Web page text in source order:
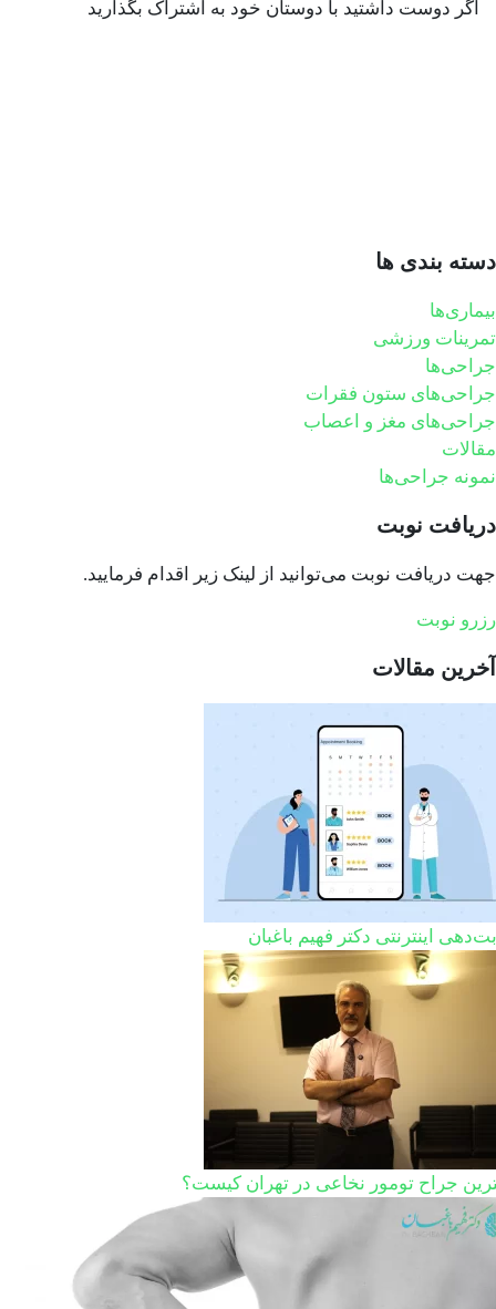
اگر دوست داشتید با دوستان خود به اشتراک بگذارید
دسته بندی ها
بیماری‌ها
تمرینات ورزشی
جراحی‌ها
جراحی‌های ستون فقرات
جراحی‌های مغز و اعصاب
مقالات
نمونه جراحی‌ها
دریافت نوبت
جهت دریافت نوبت می‌توانید از لینک زیر اقدام فرمایید.
رزرو نوبت
آخرین مقالات
اینترنتی دکتر فهیم باغبان
جراح تومور نخاعی در تهران کیست؟